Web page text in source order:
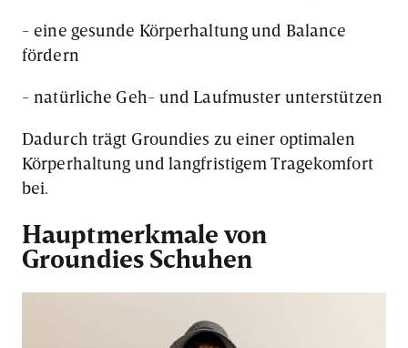
- eine gesunde Körperhaltung und Balance
fördern
- natürliche Geh- und Laufmuster unterstützen
Dadurch trägt Groundies zu einer optimalen
Körperhaltung und langfristigem Tragekomfort
bei.
Hauptmerkmale von
Groundies Schuhen